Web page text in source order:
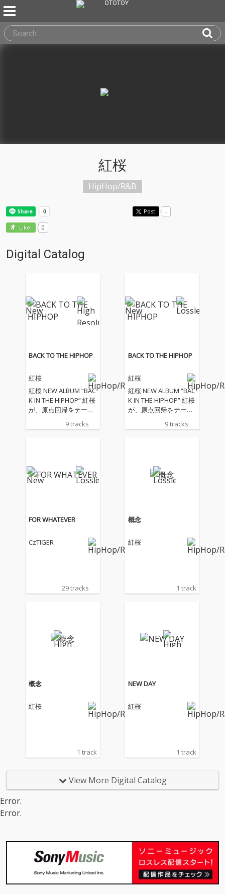
紅桜
HipHop/R&B
Post -
Like! 0
Digital Catalog
BACK TO THE HIPHOP
紅桜
紅桜 NEW ALBUM “BAC
K IN THE HIPHOP” 紅桜
が、原点回帰をテーマ
に全曲ラップで挑んだ
NEW ALBUM “BACK IN
のみを迎え、紅桜自身
のルーツと現在地をま
DJ KAJI、NAGMATIC、
太華らが参加。
9 tracks
BACK TO THE HIPHOP
紅桜
紅桜 NEW ALBUM “BAC
K IN THE HIPHOP” 紅桜
が、原点回帰をテーマ
に全曲ラップで挑んだ
NEW ALBUM “BACK IN
のみを迎え、紅桜自身
のルーツと現在地をま
DJ KAJI、NAGMATIC、
太華らが参加。
9 tracks
FOR WHATEVER
CzTIGER
29 tracks
概念
紅桜
1 track
概念
紅桜
1 track
NEW DAY
紅桜
1 track
View More Digital Catalog
Error.
Error.